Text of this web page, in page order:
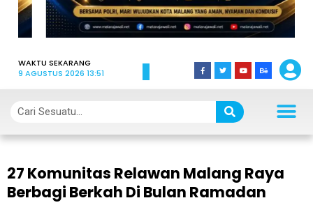
WAKTU SEKARANG
9 AGUSTUS 2026 13:51
27 Komunitas Relawan Malang Raya
Berbagi Berkah Di Bulan Ramadan